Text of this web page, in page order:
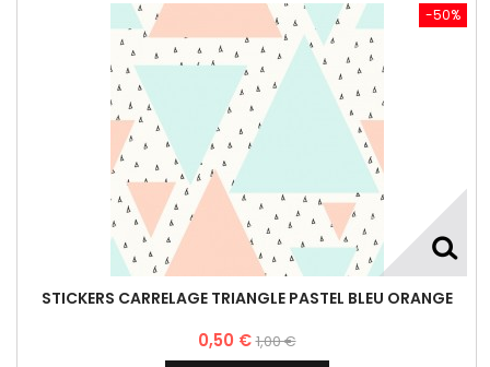
STICKERS CARRELAGE TRIANGLE PASTEL BLEU ORANGE
0,50 €1,00 €
-50%